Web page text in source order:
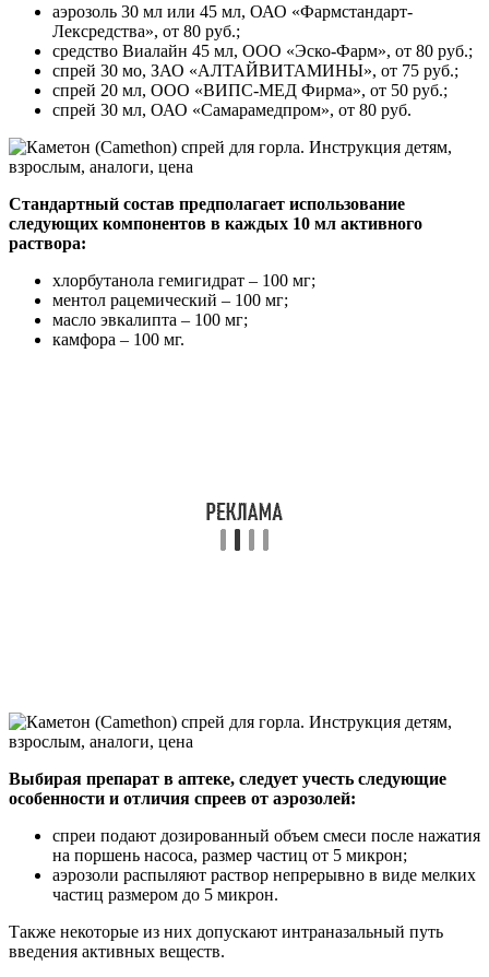
аэрозоль 30 мл или 45 мл, ОАО «Фармстандарт-
Лексредства», от 80 руб.;
средство Виалайн 45 мл, ООО «Эско-Фарм», от 80 руб.;
спрей 30 мо, ЗАО «АЛТАЙВИТАМИНЫ», от 75 руб.;
спрей 20 мл, ООО «ВИПС-МЕД Фирма», от 50 руб.;
спрей 30 мл, ОАО «Самарамедпром», от 80 руб.
Стандартный состав предполагает использование
следующих компонентов в каждых 10 мл активного
раствора:
хлорбутанола гемигидрат – 100 мг;
ментол рацемический – 100 мг;
масло эвкалипта – 100 мг;
камфора – 100 мг.
Выбирая препарат в аптеке, следует учесть следующие
особенности и отличия спреев от аэрозолей:
спреи подают дозированный объем смеси после нажатия
на поршень насоса, размер частиц от 5 микрон;
аэрозоли распыляют раствор непрерывно в виде мелких
частиц размером до 5 микрон.
Также некоторые из них допускают интраназальный путь
введения активных веществ.